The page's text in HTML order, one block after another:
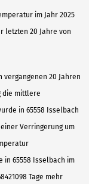
im Jahr 2025
letzten 20 Jahre von
vergangenen 20 Jahren
die mittlere
in 65558 Isselbach
Verringerung um
in 65558 Isselbach im
Tage mehr